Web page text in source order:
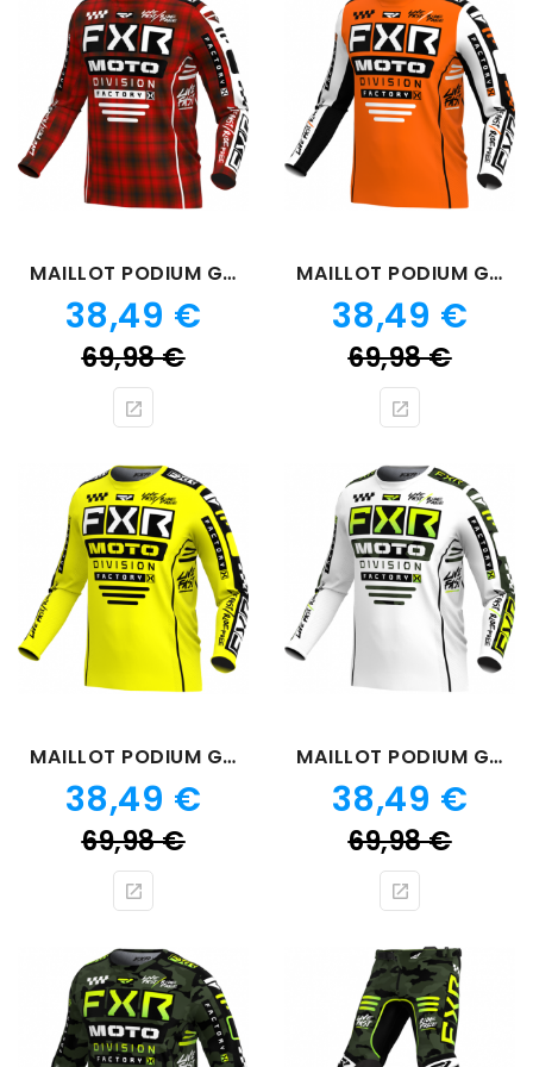
MAILLOT PODIUM GLADIATOR PLAID
Prix
38,49 €
69,98 €Prix
MAILLOT PODIUM GLADIATOR ORANGE 24
Prix
38,49 €
69,98 €Prix
MAILLOT PODIUM GLADIATOR JAUNE
Prix
38,49 €
69,98 €Prix
MAILLOT PODIUM GLADIATOR CAMO BLANC
Prix
38,49 €
69,98 €Prix